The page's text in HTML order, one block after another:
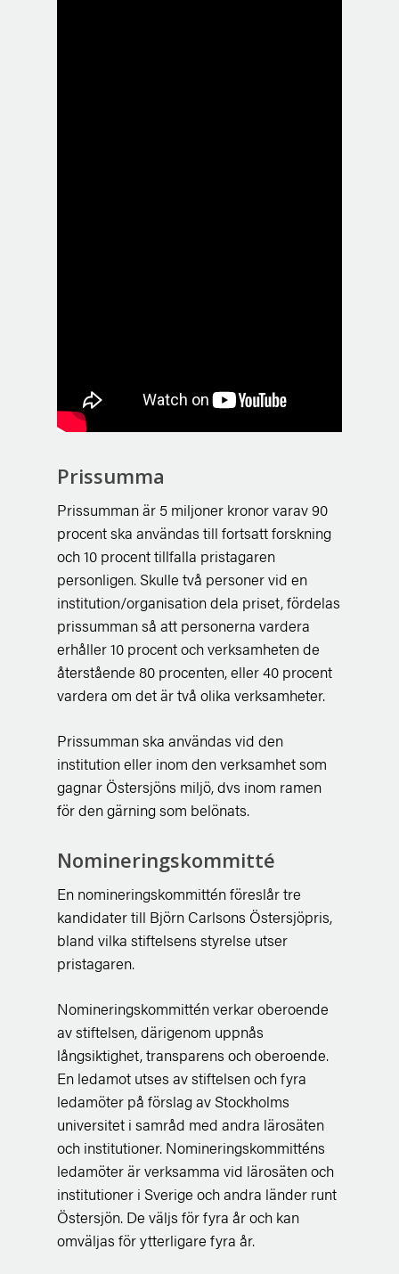
Prissumma
Prissumman är 5 miljoner kronor varav 90
procent ska användas till fortsatt forskning
och 10 procent tillfalla pristagaren
personligen. Skulle två personer vid en
institution/organisation dela priset, fördelas
prissumman så att personerna vardera
erhåller 10 procent och verksamheten de
återstående 80 procenten, eller 40 procent
vardera om det är två olika verksamheter.
Prissumman ska användas vid den
institution eller inom den verksamhet som
gagnar Östersjöns miljö, dvs inom ramen
för den gärning som belönats.
Nomineringskommitté
En nomineringskommittén föreslår tre
kandidater till Björn Carlsons Östersjöpris,
bland vilka stiftelsens styrelse utser
pristagaren.
Nomineringskommittén verkar oberoende
av stiftelsen, därigenom uppnås
långsiktighet, transparens och oberoende.
En ledamot utses av stiftelsen och fyra
ledamöter på förslag av Stockholms
universitet i samråd med andra lärosäten
och institutioner. Nomineringskommitténs
ledamöter är verksamma vid lärosäten och
institutioner i Sverige och andra länder runt
Östersjön. De väljs för fyra år och kan
omväljas för ytterligare fyra år.